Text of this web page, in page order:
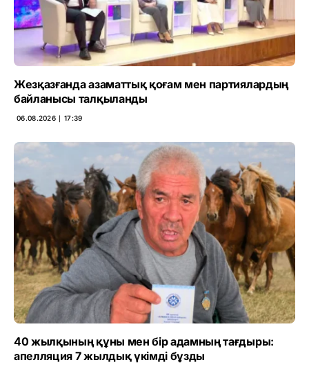
Жезқазғанда азаматтық қоғам мен партиялардың
байланысы талқыланды
06.08.2026 ∣ 17:39
40 жылқының құны мен бір адамның тағдыры:
апелляция 7 жылдық үкімді бұзды